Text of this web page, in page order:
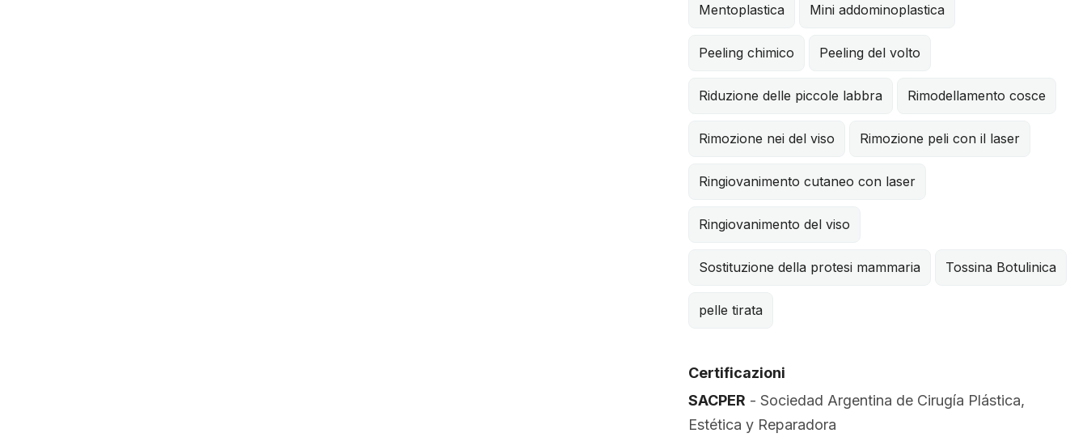
Mentoplastica Mini addominoplastica
Peeling chimico Peeling del volto
Riduzione delle piccole labbra Rimodellamento cosce
Rimozione nei del viso Rimozione peli con il laser
Ringiovanimento cutaneo con laser
Ringiovanimento del viso
Sostituzione della protesi mammaria Tossina Botulinica
pelle tirata
Certificazioni
SACPER - Sociedad Argentina de Cirugía Plástica,
Estética y Reparadora